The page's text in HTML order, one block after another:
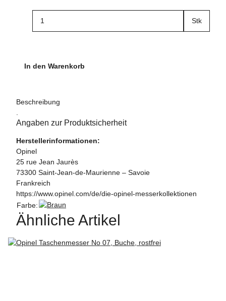
Stk
In den Warenkorb
Beschreibung
Angaben zur Produktsicherheit
Herstellerinformationen:
Opinel
25 rue Jean Jaurès
73300 Saint-Jean-de-Maurienne – Savoie
Frankreich
https://www.opinel.com/de/die-opinel-messerkollektionen
Farbe:
Ähnliche Artikel